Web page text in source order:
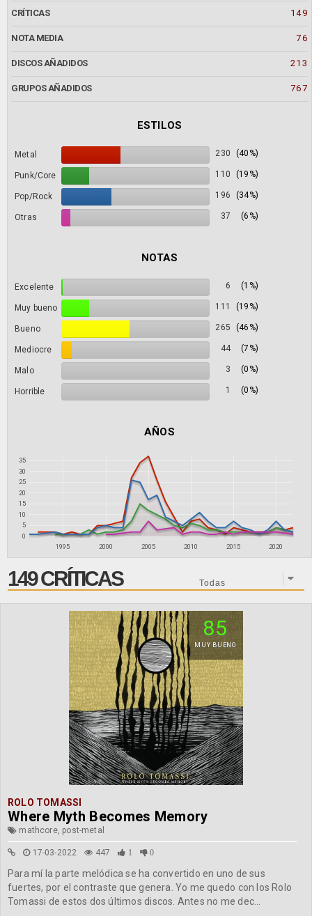
CRÍTICAS 149
NOTA MEDIA 76
DISCOS AÑADIDOS 213
GRUPOS AÑADIDOS 767
ESTILOS
Metal 230 (40%)
Punk/Core 110 (19%)
Pop/Rock 196 (34%)
Otras 37 (6%)
NOTAS
Excelente 6 (1%)
Muy bueno 111 (19%)
Bueno 265 (46%)
Mediocre 44 (7%)
Malo 3 (0%)
Horrible 1 (0%)
AÑOS
1995 2000 2005 2010 2015 2020
0
5
10
15
20
25
30
35
149 CRÍTICAS
85
MUY BUENO
ROLO TOMASSI
Where Myth Becomes Memory
mathcore, post-metal
17-03-2022 447 1 0
Para mí la parte melódica se ha convertido en uno de sus
fuertes, por el contraste que genera. Yo me quedo con los Rolo
Tomassi de estos dos últimos discos. Antes no me dec...